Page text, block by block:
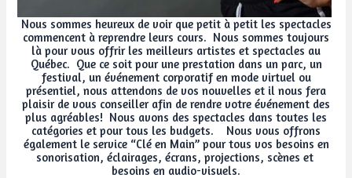
Nous sommes heureux de voir que petit à petit les spectacles
commencent à reprendre leurs cours. Nous sommes toujours
là pour vous offrir les meilleurs artistes et spectacles au
Québec. Que ce soit pour une prestation dans un parc, un
festival, un événement corporatif en mode virtuel ou
présentiel, nous attendons de vos nouvelles et il nous fera
plaisir de vous conseiller afin de rendre votre événement des
plus agréables! Nous avons des spectacles dans toutes les
catégories et pour tous les budgets. Nous vous offrons
également le service “Clé en Main” pour tous vos besoins en
sonorisation, éclairages, écrans, projections, scènes et
besoins en audio-visuels.